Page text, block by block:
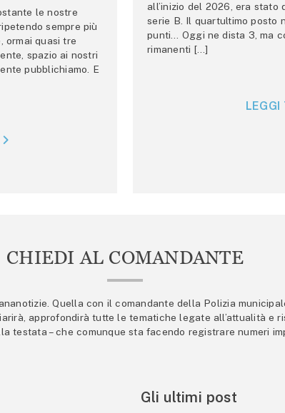
le nostre
sempre più
ormai quasi tre
spazio ai nostri
pubblichiamo. E
all’inizio del 2026, era stato
serie B. Il quartultimo posto
punti… Oggi ne dista 3, ma
rimanenti […]
CHIEDI AL COMANDANTE
Quella con il comandante della Polizia
approfondirà tutte le tematiche legate all’attualità e
testata – che comunque sta facendo registrare numeri
Gli ultimi post